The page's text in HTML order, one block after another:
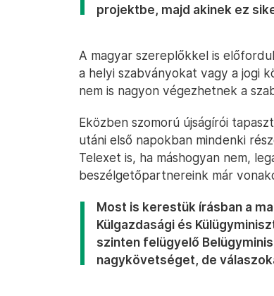
projektbe, majd akinek ez
A magyar szereplőkkel is
a helyi szabványokat vagy a jogi
nem is nagyon végezhetnek a
Eközben szomorú újságírói
utáni első napokban mindenki
Telexet is, ha máshogyan nem,
beszélgetőpartnereink már
Most is kerestük írásban a
Külgazdasági és
szinten felügyelő
nagykövetséget, de